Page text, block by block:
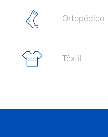
Ortopédico
Têxtil